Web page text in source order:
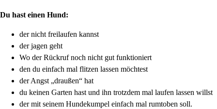
Du hast einen Hund:
der nicht freilaufen kannst
der jagen geht
Wo der Rückruf noch nicht gut funktioniert
den du einfach mal flitzen lassen möchtest
der Angst „draußen“ hat
du keinen Garten hast und ihn trotzdem mal laufen lassen willst
der mit seinem Hundekumpel einfach mal rumtoben soll.